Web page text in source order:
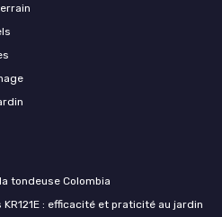
tondeuse Colombia
: efficacité et praticité au jardin